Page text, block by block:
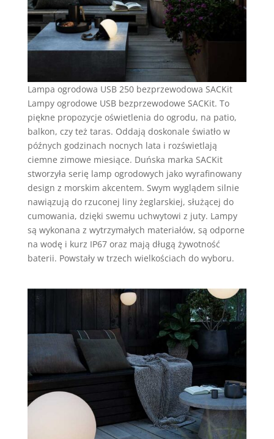
Lampa ogrodowa USB 250 bezprzewodowa SACKit
Lampy ogrodowe USB bezprzewodowe SACKit. To
piękne propozycje oświetlenia do ogrodu, na patio,
balkon, czy też taras. Oddają doskonale światło w
późnych godzinach nocnych lata i rozświetlają
ciemne zimowe miesiące. Duńska marka SACKit
stworzyła serię lamp ogrodowych jako wyrafinowany
design z morskim akcentem. Swym wyglądem silnie
nawiązują do rzuconej liny żeglarskiej, służącej do
cumowania, dzięki swemu uchwytowi z juty. Lampy
są wykonana z wytrzymałych materiałów, są odporne
na wodę i kurz IP67 oraz mają długą żywotność
baterii. Powstały w trzech wielkościach do wyboru.